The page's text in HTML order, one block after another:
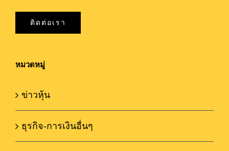
ติดต่อเรา
หมวดหมู่
ข่าวหุ้น
ธุรกิจ-การเงินอื่นๆ